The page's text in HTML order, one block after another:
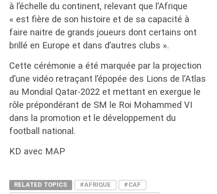
à l’échelle du continent, relevant que l’Afrique
« est fière de son histoire et de sa capacité à
faire naitre de grands joueurs dont certains ont
brillé en Europe et dans d’autres clubs ».
Cette cérémonie a été marquée par la projection
d’une vidéo retraçant l’épopée des Lions de l’Atlas
au Mondial Qatar-2022 et mettant en exergue le
rôle prépondérant de SM le Roi Mohammed VI
dans la promotion et le développement du
football national.
KD avec MAP
RELATED TOPICS #AFRIQUE
#CAF